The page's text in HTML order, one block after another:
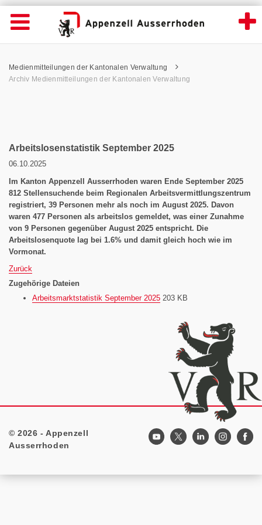
News Detailansicht - Appenzell
Wichtige
Seiten
Home
Inhalt
Kontakt
Navigation öffnen
Inhalt
Pfadnavigation
Medienmitteilungen der Kantonalen Verwaltung
Archiv Medienmitteilungen der Kantonalen Verwaltung
Arbeitslosenstatistik September 2025
06.10.2025
Im Kanton Appenzell Ausserrhoden waren Ende September 2025
812 Stellensuchende beim Regionalen Arbeitsvermittlungszentrum
registriert, 39 Personen mehr als noch im August 2025. Davon
waren 477 Personen als arbeitslos gemeldet, was einer Zunahme
von 9 Personen gegenüber August 2025 entspricht. Die
Arbeitslosenquote lag bei 1.6% und damit gleich hoch wie im
Vormonat.
Zurück
Zugehörige Dateien
Arbeitsmarktstatistik September 2025 203 KB
Footer
© 2026 - Appenzell
Ausserrhoden